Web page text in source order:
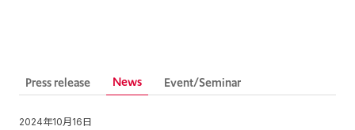
Press release News Event/Seminar
2024年10月16日